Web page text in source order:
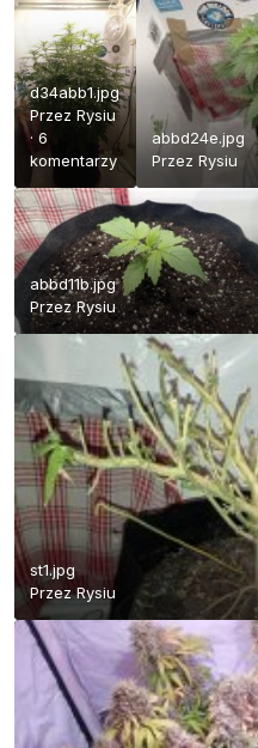
d34abb1.jpg
Przez Rysiu
· 6
komentarzy
abbd24e.jpg
Przez Rysiu
abbd11b.jpg
PrzezRysiu
st1.jpg
PrzezRysiu